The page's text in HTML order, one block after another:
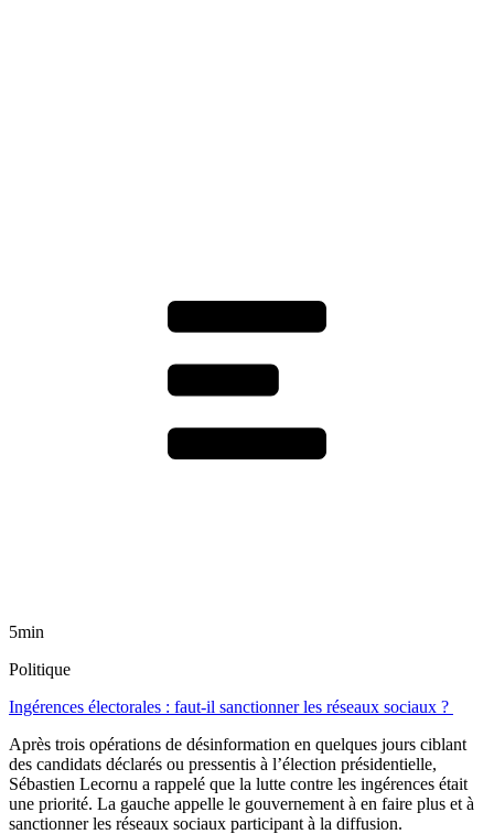
5min
Politique
Ingérences électorales : faut-il sanctionner les réseaux sociaux ?
Après trois opérations de désinformation en quelques jours ciblant
des candidats déclarés ou pressentis à l’élection présidentielle,
Sébastien Lecornu a rappelé que la lutte contre les ingérences était
une priorité. La gauche appelle le gouvernement à en faire plus et à
sanctionner les réseaux sociaux participant à la diffusion.